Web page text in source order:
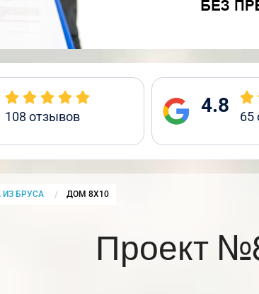
108 отзывов 4.8 65
БРУСА CURRENT:
ДОМ 8Х10
Проект